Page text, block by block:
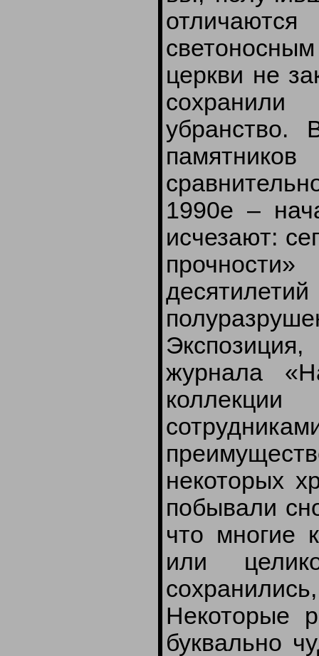
церкви не
убранство.
1990е –
исчезают:
журнала
некоторых
побывали
что многие
или
Некоторые
буквально